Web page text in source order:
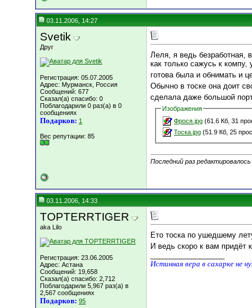
03.11.2006, 14:27
Svetik
Друг
Регистрация: 05.07.2005
Адрес: Мурманск, Россия
Сообщений: 677
Сказал(а) спасибо: 0
Поблагодарили 0 раз(а) в 0
сообщениях
Подарков: 1
Вес репутации: 85
Леля, я ведь безработная,
как только сажусь к
готова была и обнимать и
Обычно в тоске она доит
сделала даже большой
Изображения
Фрося.jpg (61.6 Кб, 31
Тоска.jpg (51.9 Кб, 25
Последний раз
03.11.2006, 14:33
TOPTERRTIGER
aka Lilo
Регистрация: 23.06.2005
Адрес: Астана
Сообщений: 19,658
Сказал(а) спасибо: 2,712
Поблагодарили 5,967 раз(а) в
2,567 сообщениях
Подарков: 95
Ето тоска по ушедшему
И ведь скоро к вам придёт
Истинная вера в сахарке не